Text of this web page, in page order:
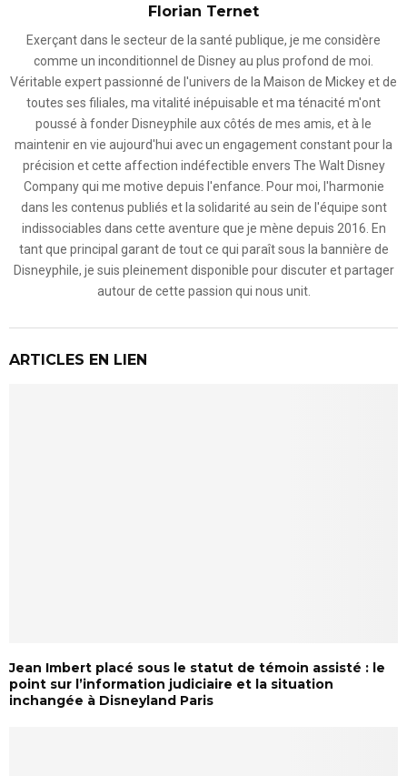
Florian Ternet
Exerçant dans le secteur de la santé publique, je me considère
comme un inconditionnel de Disney au plus profond de moi.
Véritable expert passionné de l'univers de la Maison de Mickey et de
toutes ses filiales, ma vitalité inépuisable et ma ténacité m'ont
poussé à fonder Disneyphile aux côtés de mes amis, et à le
maintenir en vie aujourd'hui avec un engagement constant pour la
précision et cette affection indéfectible envers The Walt Disney
Company qui me motive depuis l'enfance. Pour moi, l'harmonie
dans les contenus publiés et la solidarité au sein de l'équipe sont
indissociables dans cette aventure que je mène depuis 2016. En
tant que principal garant de tout ce qui paraît sous la bannière de
Disneyphile, je suis pleinement disponible pour discuter et partager
autour de cette passion qui nous unit.
ARTICLES EN LIEN
Jean Imbert placé sous le statut de témoin assisté : le
point sur l’information judiciaire et la situation
inchangée à Disneyland Paris